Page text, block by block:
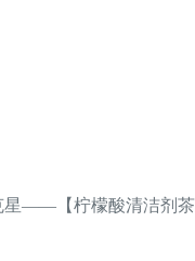
星——【柠檬酸清洁剂茶